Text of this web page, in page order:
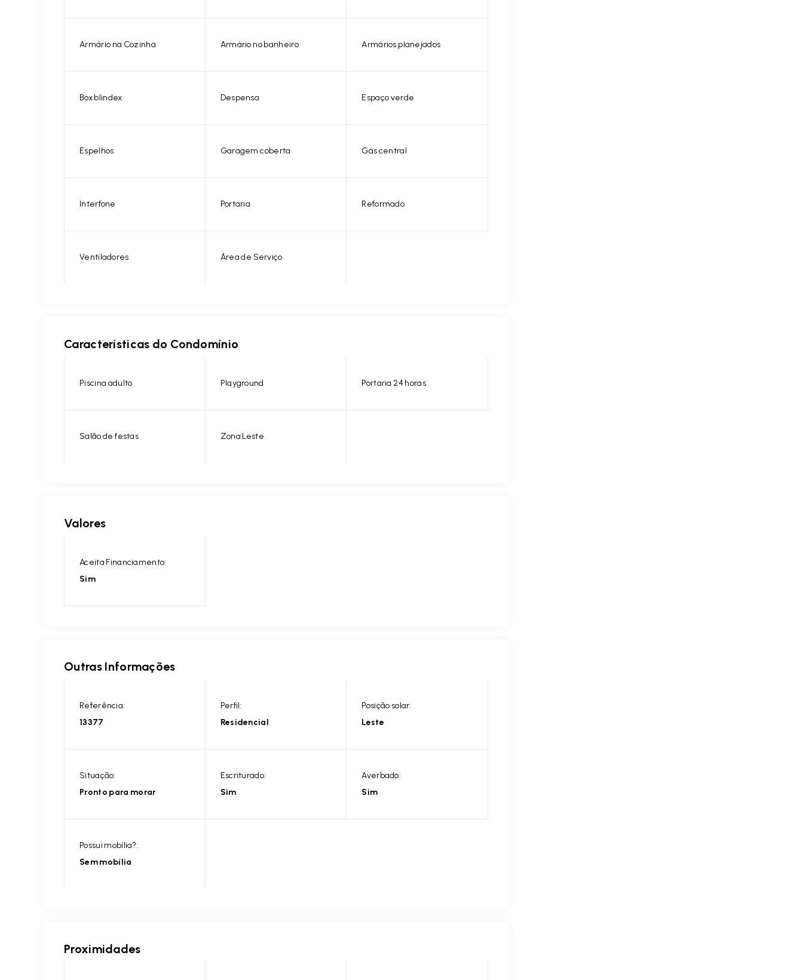
Armário na Cozinha Armário no banheiro Armários planejados
Box blindex Despensa Espaço verde
Espelhos Garagem coberta Gás central
Interfone Portaria Reformado
Ventiladores Área de Serviço
Características do Condomínio
Piscina adulto Playground Portaria 24 horas
Salão de festas Zona Leste
Valores
Aceita Financiamento:
Sim
Outras Informações
Referência:
13377
Perfil:
Residencial
Posição solar:
Leste
Situação:
Pronto para morar
Escriturado:
Sim
Averbado:
Sim
Possui mobília?:
Sem mobília
Proximidades